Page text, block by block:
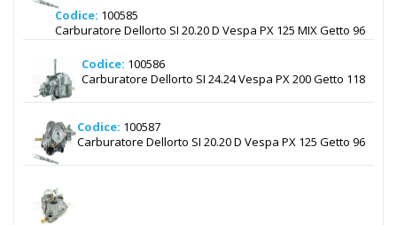
Codice: 100585
Carburatore Dellorto SI 20.20 D Vespa PX 125 MIX Getto 96
Codice: 100586
Carburatore Dellorto SI 24.24 Vespa PX 200 Getto 118
Codice: 100587
Carburatore Dellorto SI 20.20 D Vespa PX 125 Getto 96